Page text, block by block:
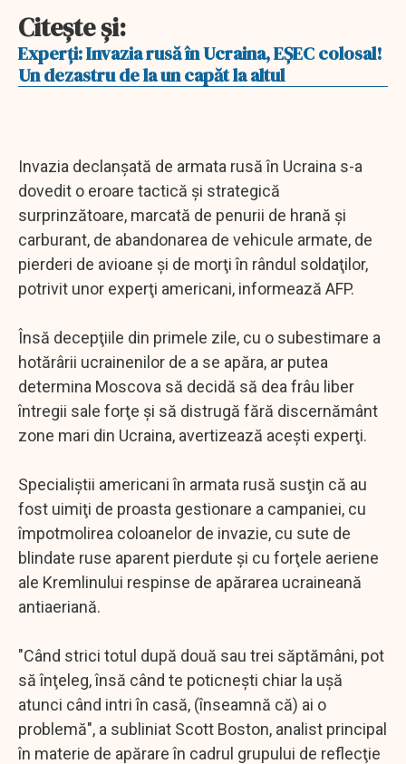
Citeşte şi:
Experţi: Invazia rusă în Ucraina, EŞEC colosal!
Un dezastru de la un capăt la altul
Invazia declanşată de armata rusă în Ucraina s-a
dovedit o eroare tactică şi strategică
surprinzătoare, marcată de penurii de hrană şi
carburant, de abandonarea de vehicule armate, de
pierderi de avioane şi de morţi în rândul soldaţilor,
potrivit unor experţi americani, informează AFP.
Însă decepţiile din primele zile, cu o subestimare a
hotărârii ucrainenilor de a se apăra, ar putea
determina Moscova să decidă să dea frâu liber
întregii sale forţe şi să distrugă fără discernământ
zone mari din Ucraina, avertizează aceşti experţi.
Specialiştii americani în armata rusă susţin că au
fost uimiţi de proasta gestionare a campaniei, cu
împotmolirea coloanelor de invazie, cu sute de
blindate ruse aparent pierdute şi cu forţele aeriene
ale Kremlinului respinse de apărarea ucraineană
antiaeriană.
"Când strici totul după două sau trei săptămâni, pot
să înţeleg, însă când te poticneşti chiar la uşă
atunci când intri în casă, (înseamnă că) ai o
problemă", a subliniat Scott Boston, analist principal
în materie de apărare în cadrul grupului de reflecţie